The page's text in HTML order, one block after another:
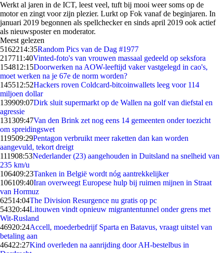
Werkt al jaren in de ICT, leest veel, tuft bij mooi weer soms op de
motor en zingt voor zijn plezier. Lurkt op Fok vanaf de beginjaren. In
januari 2019 begonnen als spellchecker en sinds april 2019 ook actief
als nieuwsposter en moderator.
Meest gelezen
5162214:35Random Pics van de Dag #1977
217711:40Vinted-foto's van vrouwen massaal gedeeld op seksfora
154812:15Doorwerken na AOW-leeftijd vaker vastgelegd in cao's,
moet werken na je 67e de norm worden?
145512:52Hackers roven Coldcard-bitcoinwallets leeg voor 114
miljoen dollar
139909:07Dirk sluit supermarkt op de Wallen na golf van diefstal en
agressie
131309:47Van den Brink zet nog eens 14 gemeenten onder toezicht
om spreidingswet
119509:29Pentagon verbruikt meer raketten dan kan worden
aangevuld, tekort dreigt
111908:53Nederlander (23) aangehouden in Duitsland na snelheid van
235 km/u
106409:23Tanken in België wordt nóg aantrekkelijker
106109:40Iran overweegt Europese hulp bij ruimen mijnen in Straat
van Hormuz
62514:04The Division Resurgence nu gratis op pc
54320:44Litouwen vindt opnieuw migrantentunnel onder grens met
Wit-Rusland
46920:24Accell, moederbedrijf Sparta en Batavus, vraagt uitstel van
betaling aan
46422:27Kind overleden na aanrijding door AH-bestelbus in